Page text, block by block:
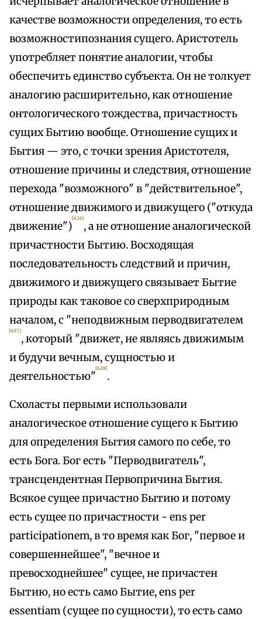
качестве возможности определения, то есть
возможностипознания сущего. Аристотель
употребляет понятие аналогии, чтобы
обеспечить единство субъекта. Он не толкует
аналогию расширительно, как отношение
онтологического тождества, причастность
сущих Бытию вообще. Отношение сущих и
Бытия — это, с точки зрения Аристотеля,
отношение причины и следствия, отношение
перехода "возможного" в "действительное",
отношение движимого и движущего ("откуда
движение")
[626]
, а не отношение аналогической
причастности Бытию. Восходящая
последовательность следствий и причин,
движимого и движущего связывает Бытие
природы как таковое со сверхприродным
началом, с "неподвижным перводвигателем
[627]
, который "движет, не являясь движимым
и будучи вечным, сущностью и
деятельностью"
[628]
.
Схоласты первыми использовали
аналогическое отношение сущего к Бытию
для определения Бытия самого по себе, то
есть Бога. Бог есть "Перводвигатель",
трансцендентная Первопричина Бытия.
Всякое сущее причастно Бытию и потому
есть сущее по причастности - ens per
participationem, в то время как Бог, "первое и
совершеннейшее", "вечное и
превосходнейшее" сущее, не причастен
Бытию, но есть само Бытие, ens per
essentiam (сущее по сущности), то есть само